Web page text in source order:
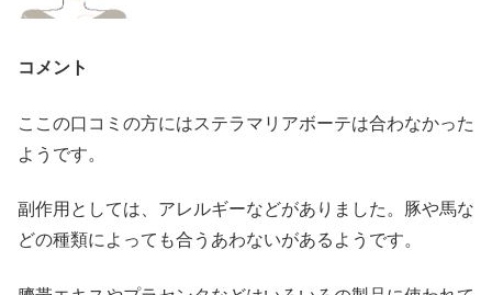
コメント
ここの口コミの方にはステラマリアボーテは合わなかった
ようです。
副作用としては、アレルギーなどがありました。豚や馬な
どの種類によっても合うあわないがあるようです。